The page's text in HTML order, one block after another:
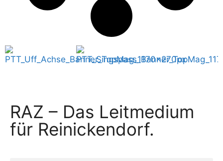
RAZ – Das Leitmedium
für Reinickendorf.